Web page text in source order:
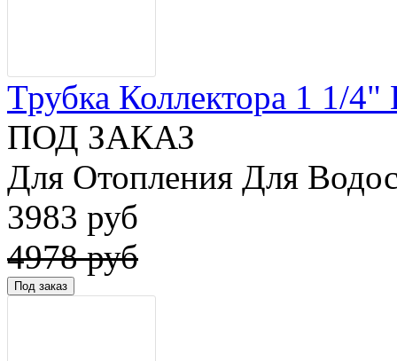
Трубка Коллектора 1 1/
ПОД ЗАКАЗ
Для Отопления Для
3983 руб
4978 руб